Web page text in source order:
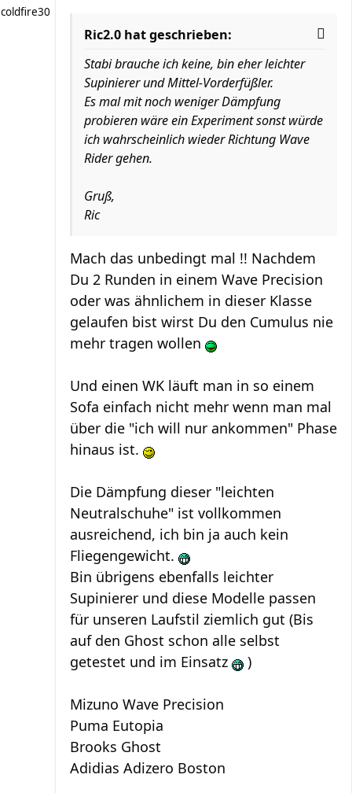
coldfire30
Ric2.0 hat geschrieben:
Stabi brauche ich keine, bin eher leichter
Supinierer und Mittel-Vorderfüßler.
Es mal mit noch weniger Dämpfung
probieren wäre ein Experiment sonst würde
ich wahrscheinlich wieder Richtung Wave
Rider gehen.
Gruß,
Ric
Mach das unbedingt mal !! Nachdem
Du 2 Runden in einem Wave Precision
oder was ähnlichem in dieser Klasse
gelaufen bist wirst Du den Cumulus nie
mehr tragen wollen
Und einen WK läuft man in so einem
Sofa einfach nicht mehr wenn man mal
über die "ich will nur ankommen" Phase
hinaus ist.
Die Dämpfung dieser "leichten
Neutralschuhe" ist vollkommen
ausreichend, ich bin ja auch kein
Fliegengewicht.
Bin übrigens ebenfalls leichter
Supinierer und diese Modelle passen
für unseren Laufstil ziemlich gut (Bis
auf den Ghost schon alle selbst
getestet und im Einsatz
)
Mizuno Wave Precision
Puma Eutopia
Brooks Ghost
Adidias Adizero Boston